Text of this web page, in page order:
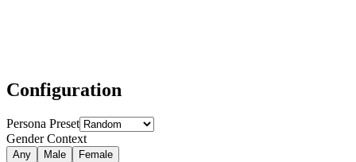
Configuration
Persona Preset
Gender Context
Any Male Female